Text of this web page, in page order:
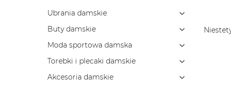
Ubrania damskie
Buty damskie
Moda sportowa damska
Torebki i plecaki damskie
Akcesoria damskie